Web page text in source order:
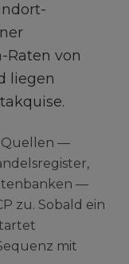
Raten von
liegen
Quellen —
—
zu. Sobald ein
mit